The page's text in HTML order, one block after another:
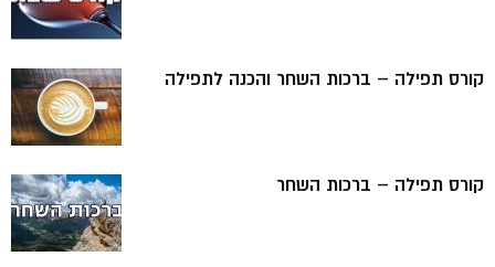
קורס תפילה – ברכות השחר והכנה לתפילה
קורס תפילה – ברכות השחר